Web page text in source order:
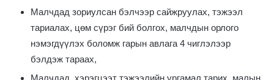
Малчдад зориулсан бэлчээр сайжруулах, тэжээл
тариалах, цөм сүрэг бий болгох, малчдын орлого
нэмэгдүүлэх боломж гарын авлага 4 чиглэлээр
бэлдэж тараах,
Малчдад хэрэгцээт тэжээлийн ургамал тарих, малын